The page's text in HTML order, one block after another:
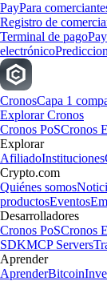
PayPara
Registro de
Terminal de pago
electrónico
CronosCapa 1
Explorar Cronos
Cronos PoSCronos
Explorar
AfiliadoInstituciones
Crypto.com
Quiénes somos
productosEventos
Desarrolladores
Cronos PoSCronos
SDKMCP Servers
Aprender
AprenderBitcoin